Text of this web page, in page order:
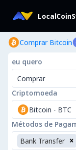
Comprar Bitcoin
eu quero
Comprar
Criptomoeda
Bitcoin - BTC
Métodos de
Bank Transfer